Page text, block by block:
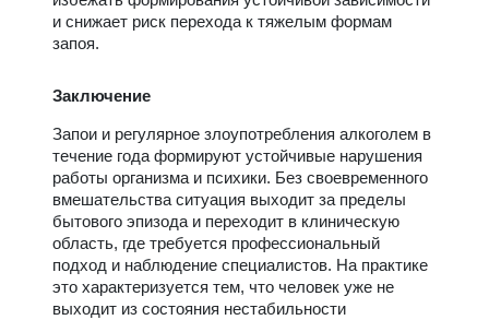
и снижает риск перехода к тяжелым формам
запоя.
Заключение
Запои и регулярное злоупотребления алкоголем в
течение года формируют устойчивые нарушения
работы организма и психики. Без своевременного
вмешательства ситуация выходит за пределы
бытового эпизода и переходит в клиническую
область, где требуется профессиональный
подход и наблюдение специалистов. На практике
это характеризуется тем, что человек уже не
выходит из состояния нестабильности